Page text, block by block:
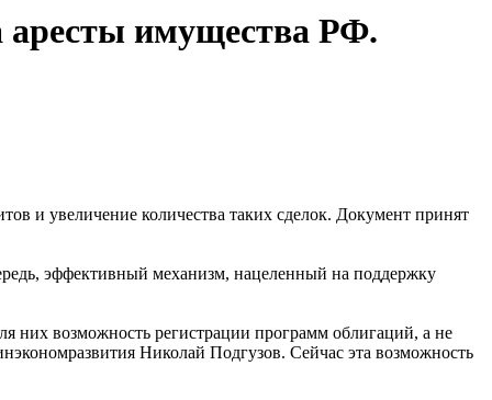
аресты имущества РФ.
и увеличение количества таких сделок. Документ принят
эффективный механизм, нацеленный на поддержку
них возможность регистрации программ облигаций, а не
Николай Подгузов. Сейчас эта возможность